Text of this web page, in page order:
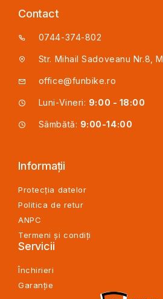
Contact
0744-374-802
Str. Mihail Sadoveanu Nr.8,
office@funbike.ro
Luni-Vineri: 9:00 - 18:00
Sâmbătă: 9:00-14:00
Informații
Protecția datelor
Politica de retur
ANPC
Termeni și condiți
Servicii
Închirieri
Garanție